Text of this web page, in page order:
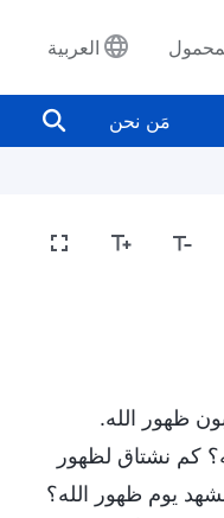
العربية
مَن نحن
ظهور الله.
كم نشتاق لظهور
يوم ظهور الله؟